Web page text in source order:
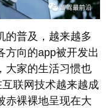
的普及，越来越多
方向的app被开发出
大家的生活习惯也
联网技术越来越成
赤裸裸地呈现在大